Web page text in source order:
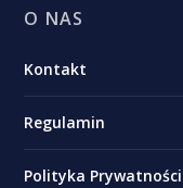
O NAS
Kontakt
Regulamin
Polityka Prywatności